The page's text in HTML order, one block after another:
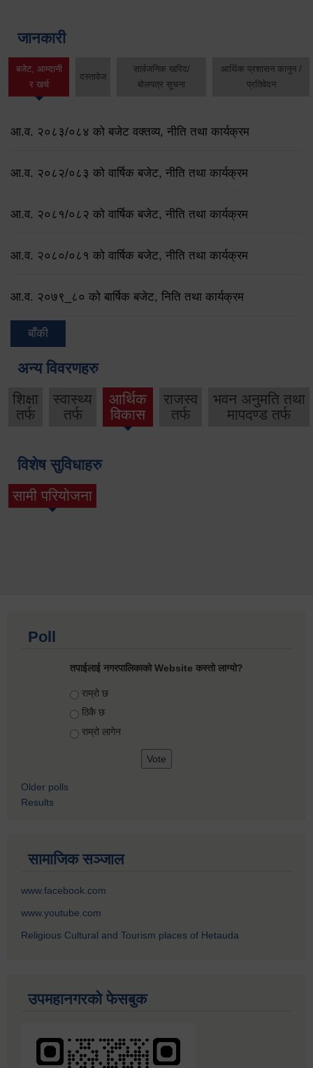
जानकारी
बजेट, आम्दानी
र खर्च
दस्तावेज
सार्वजनिक खरिद/
बोलपत्र सूचना
आर्थिक प्रशासन कानुन /
प्रतिवेदन
आ.व. २०८३/०८४ को बजेट वक्तव्य, नीति तथा कार्यक्रम
आ.व. २०८२/०८३ को वार्षिक बजेट, नीति तथा कार्यक्रम
आ.व. २०८१/०८२ को वार्षिक बजेट, नीति तथा कार्यक्रम
आ.व. २०८०/०८१ को वार्षिक बजेट, नीति तथा कार्यक्रम
आ.व. २०७९‌_८० को बार्षिक बजेट, निति तथा कार्यक्रम
बाँकी
अन्य विवरणहरु
शिक्षा
तर्फ
स्वास्थ्य
तर्फ
आर्थिक
विकास
राजस्व
तर्फ
भवन अनुमति तथा
मापदण्ड तर्फ
विशेष सुविधाहरु
सामी परियोजना
(active tab)
Poll
तपाईलाई नगरपालिकाको Website कस्तो लाग्यो?
Choices
राम्रो छ
ठिकै छ
राम्रो लागेन
Older polls
Results
सामाजिक सञ्जाल
www.facebook.com
www.youtube.com
Religious Cultural and Tourism places of Hetauda
उपमहानगरको फेसबुक